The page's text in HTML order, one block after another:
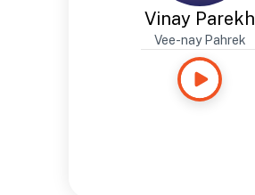
Vinay Parekh
Vee-nay Pahrek